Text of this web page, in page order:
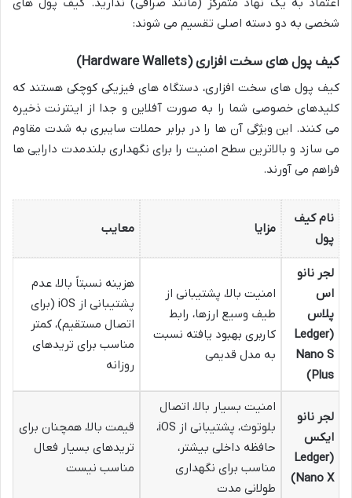
شخصی به دو دسته اصلی تقسیم می شوند:
کیف پول های سخت افزاری (Hardware Wallets)
کیف پول های سخت افزاری، دستگاه های فیزیکی کوچکی هستند که
کلیدهای خصوصی شما را به صورت آفلاین و جدا از اینترنت ذخیره
می کنند. این ویژگی آن ها را در برابر حملات سایبری به شدت مقاوم
می سازد و بالاترین سطح امنیت را برای نگهداری بلندمدت دارایی ها
فراهم می آورند.
نام کیف
پول
مزایا معایب
لجر نانو
اس
پلاس
(Ledger
Nano S
Plus)
امنیت بالا، پشتیبانی از
طیف وسیع ارزها، رابط
کاربری بهبود یافته نسبت
به مدل قدیمی
هزینه نسبتاً بالا، عدم
پشتیبانی از iOS (برای
اتصال مستقیم)، کمتر
مناسب برای تریدهای
روزانه
لجر نانو
ایکس
(Ledger
Nano X)
امنیت بسیار بالا، اتصال
بلوتوث، پشتیبانی از iOS،
حافظه داخلی بیشتر،
مناسب برای نگهداری
طولانی مدت
قیمت بالا، همچنان برای
تریدهای بسیار فعال
مناسب نیست